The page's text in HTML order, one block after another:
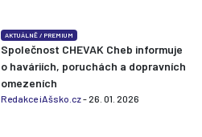
AKTUÁLNĚ /PREMIUM
Společnost CHEVAK Cheb informuje
o haváriích, poruchách a dopravních
omezeních
Redakce iAšsko.cz- 26. 01. 2026